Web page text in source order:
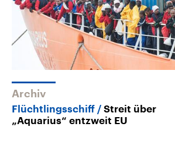
Archiv
Flüchtlingsschiff
Streit über
„Aquarius“ entzweit EU